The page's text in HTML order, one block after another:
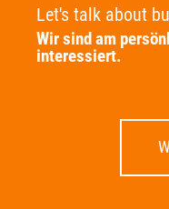
Let's talk about
Wir sind am
interessiert.